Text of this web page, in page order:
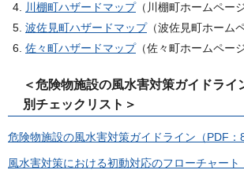
川棚町ハザードマップ（川棚町ホームページ
波佐見町ハザードマップ（波佐見町ホーム
佐々町ハザードマップ（佐々町ホームページ
＜危険物施設の風水害対策ガイドライ
別チェックリスト＞
危険物施設の風水害対策ガイドライン（PDF：
風水害対策における初動対応のフローチャート